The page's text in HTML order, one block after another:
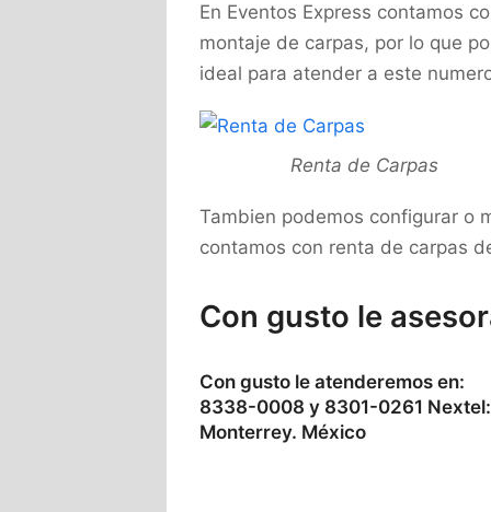
En Eventos Express contamos
montaje de carpas, por lo que
ideal para atender a este
Renta de Carpas
Tambien podemos configurar o
contamos con renta de carpas
Con gusto le
Con gusto le atenderemos en:
8338-0008 y 8301-0261
Monterrey. México